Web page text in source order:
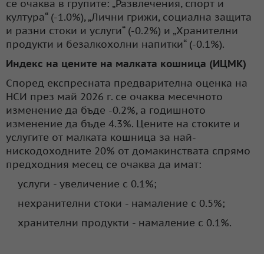
се очаква в групите: „Развлечения, спорт и
култура“ (-1.0%), „Лични грижи, социална защита
и разни стоки и услуги“ (-0.2%) и „Хранителни
продукти и безалкохолни напитки“ (-0.1%).
Индекс на цените на малката кошница (ИЦМК)
Според експресната предварителна оценка на
НСИ през май 2026 г. се очаква месечното
изменение да бъде -0.2%, а годишното
изменение да бъде 4.3%. Цените на стоките и
услугите от малката кошница за най-
нискодоходните 20% от домакинствата спрямо
предходния месец се очаква да имат:
услуги - увеличение с 0.1%;
нехранителни стоки - намаление с 0.5%;
хранителни продукти - намаление с 0.1%.